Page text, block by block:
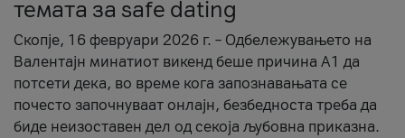
темата за safe dating
Скопје, 16 февруари 2026 г. – Одбележувањето на
Валентајн минатиот викенд беше причина А1 да
потсети дека, во време кога запознавањата се
почесто започнуваат онлајн, безбедноста треба да
биде неизоставен дел од секоја љубовна приказна.